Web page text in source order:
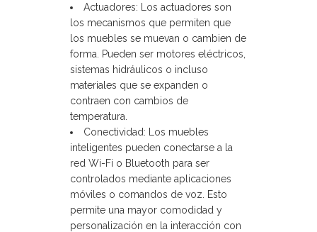
Actuadores: Los actuadores son
los mecanismos que permiten que
los muebles se muevan o cambien de
forma. Pueden ser motores eléctricos,
sistemas hidráulicos o incluso
materiales que se expanden o
contraen con cambios de
temperatura.
Conectividad: Los muebles
inteligentes pueden conectarse a la
red Wi-Fi o Bluetooth para ser
controlados mediante aplicaciones
móviles o comandos de voz. Esto
permite una mayor comodidad y
personalización en la interacción con